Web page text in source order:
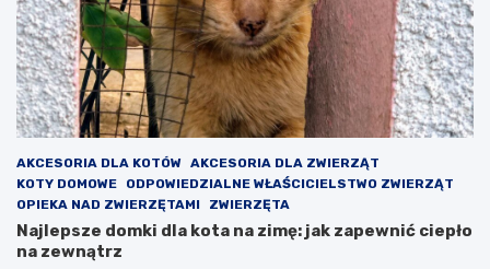
AKCESORIA DLA KOTÓW AKCESORIA DLA ZWIERZĄT
KOTY DOMOWE
ODPOWIEDZIALNE WŁAŚCICIELSTWO ZWIERZĄT
OPIEKA NAD ZWIERZĘTAMI
ZWIERZĘTA
Najlepsze domki dla kota na zimę: jak zapewnić ciepło
na zewnątrz